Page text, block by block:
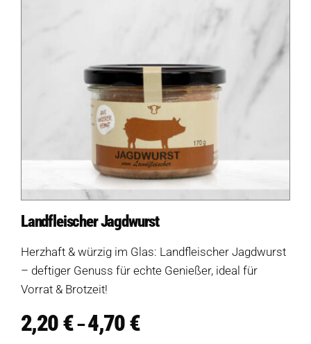
Landfleischer Jagdwurst
Herzhaft & würzig im Glas: Landfleischer Jagdwurst
– deftiger Genuss für echte Genießer, ideal für
Vorrat & Brotzeit!
2,20€ –4,70€Preisspanne:
2,20 €